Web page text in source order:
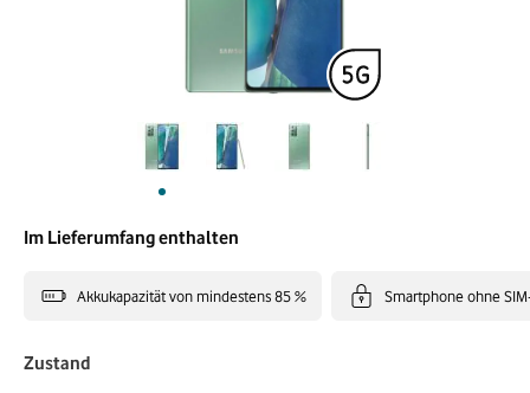
Im Lieferumfang enthalten
Akkukapazität von mindestens 85 % Smartphone ohne
Zustand